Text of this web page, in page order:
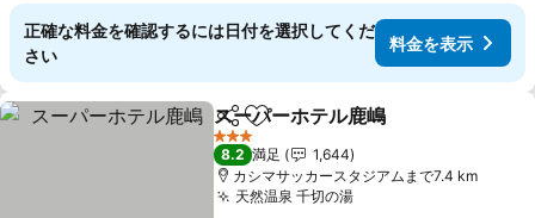
正確な料金を確認するには日付を選択してくだ
さい
料金を表示
シェアお気に入りに追加
スーパーホテル鹿嶋
3 ホテルのランク
8.2 満足
1,644
カシマサッカースタジアムまで7.4 km
天然温泉 千切の湯料金を表示